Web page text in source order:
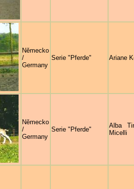
Německo
/
Germany
Serie "Pferde" Ariane
Německo
/
Germany
Serie "Pferde"
Alba
Micelli